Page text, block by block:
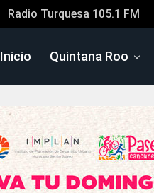
Radio Turquesa 105.1 FM
Inicio Quintana Roo